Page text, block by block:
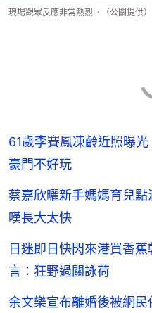
現場觀眾反應非常熱烈。（公關提供）
61歲李賽鳳凍齡近照曝
豪門不好玩
蔡嘉欣曬新手媽媽育兒
嘆長大太快
日迷即日快閃來港買香
言：狂野過關詠荷
余文樂宣布離婚後被網